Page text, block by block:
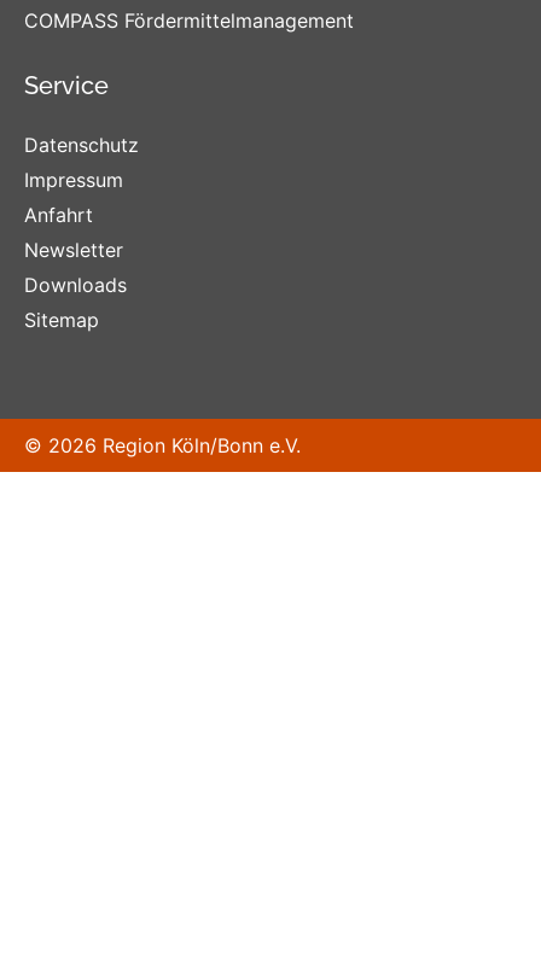
COMPASS Fördermittelmanagement
Service
Datenschutz
Impressum
Anfahrt
Newsletter
Downloads
Sitemap
© 2026 Region Köln/Bonn e.V.